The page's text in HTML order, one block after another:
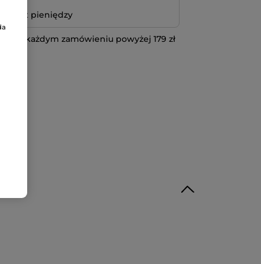
zwrot pieniędzy
przy każdym zamówieniu powyżej 179 zł